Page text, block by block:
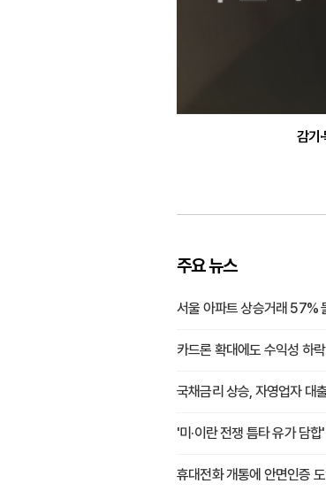
감기
주요 뉴스
서울 아파트 상승거래 57%
카드론 확대에도 수익성 하
국채금리 상승, 자영업자 대
'미·이란 전쟁 틈타 유가 담
휴대전화 개통에 안면인증